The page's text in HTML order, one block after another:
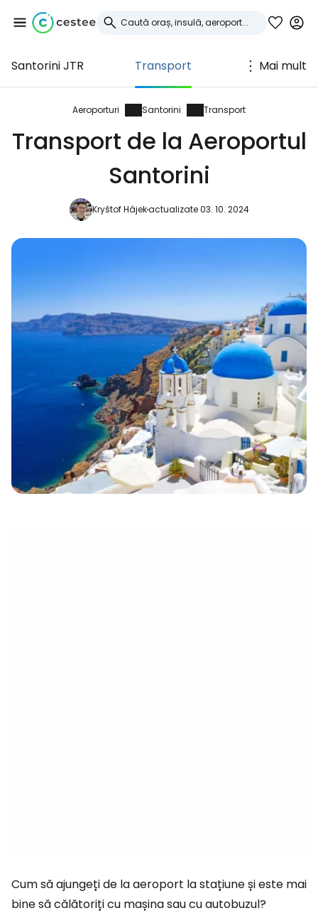
Santorini JTR Transport Mai mult
Aeroporturi Santorini Transport
Transport de la Aeroportul
Santorini
Kryštof Hájekactualizate 03. 10. 2024
Cum să ajungeți de la aeroport la stațiune și este mai
bine să călătoriți cu mașina sau cu autobuzul?
Conectați-vă la
Cestee
... comunitatea mondială a călătorilor
Continuați cu e-mailul